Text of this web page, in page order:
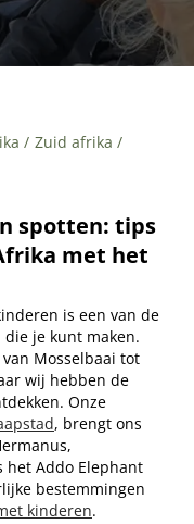
Zuid afrika
spotten: tips
met het
is een van de
je kunt maken.
Mosselbaai tot
wij hebben de
Onze
, brengt ons
Addo Elephant
bestemmingen
kinderen.